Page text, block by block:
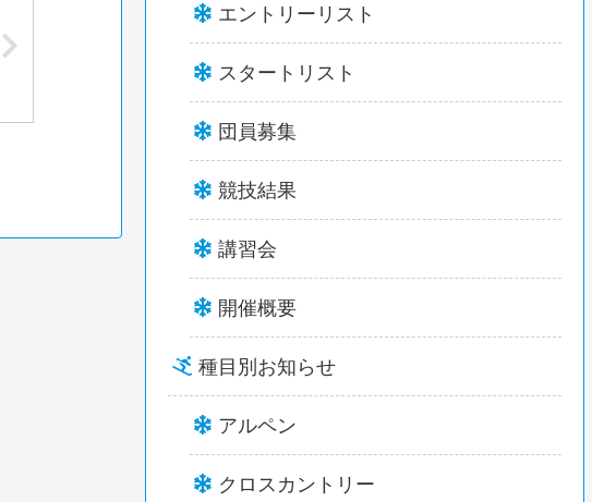
エントリーリスト
スタートリスト
団員募集
競技結果
講習会
開催概要
種目別お知らせ
アルペン
クロスカントリー